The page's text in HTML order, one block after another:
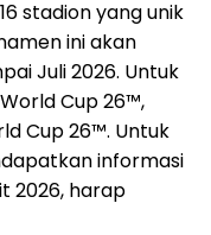
stadion yang unik
ini akan
Juli 2026. Untuk
Cup 26™,
Cup 26™. Untuk
informasi
2026, harap